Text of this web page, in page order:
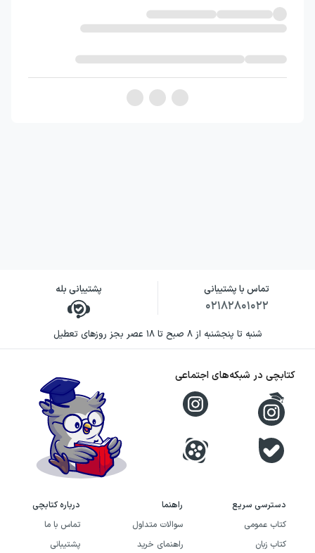
تماس با پشتیبانی
۰۲۱۸۲۸۰۱۰۲۲
پشتیبانی بله
شنبه تا پنجشنبه از ۸ صبح تا ۱۸ عصر بجز روزهای تعطیل
دسترسی سریع
کتاب عمومی
کتاب زبان
راهنما
سوالات متداول
راهنمای خرید
درباره کتابچی
تماس با ما
پشتیبانی
کتابچی در شبکه‌های اجتماعی